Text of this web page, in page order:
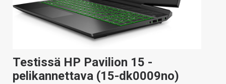
Testissä HP Pavilion 15 -
pelikannettava (15-dk0009no)